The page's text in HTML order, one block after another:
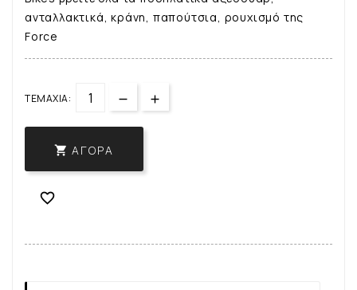
ανταλλακτικά, κράνη, παπούτσια, ρουχισμό της
Force
ΤΕΜΆΧΙΑ:
 ΑΓΟΡΆ
